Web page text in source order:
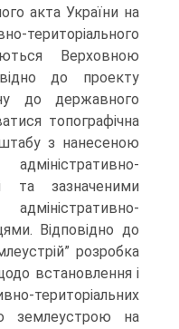
акта України на
територіального
Верховною
до проекту
до державного
топографічна
з нанесеною
та зазначеними
Відповідно до
розробка
встановлення і
територіальних
землеустрою на